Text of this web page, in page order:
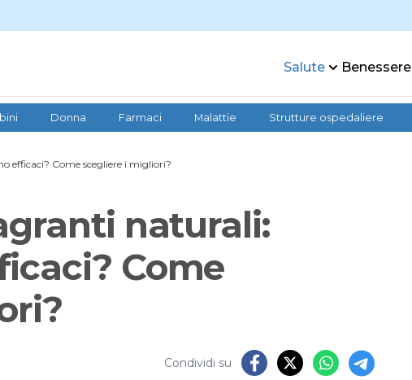
Salute Benessere
Donna Farmaci Malattie Strutture ospedaliere
efficaci? Come scegliere i migliori?
naturali:
Come
Condividi su